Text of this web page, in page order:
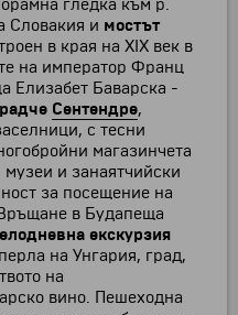
гледка към р.
Словакия и мостът
в края на XIX век в
на император Франц
Елизабет Баварска -
Сентендре,
с тесни
магазинчета
и занаятчийски
за посещение на
в Будапеща
екскурзия
на Унгария, град,
на
вино. Пешеходна